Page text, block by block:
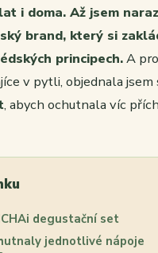
i doma. Až jsem
brand, který si
principech.A
v pytli, objednala jsem
, abych ochutnala víc
degustační set
jednotlivé nápoje